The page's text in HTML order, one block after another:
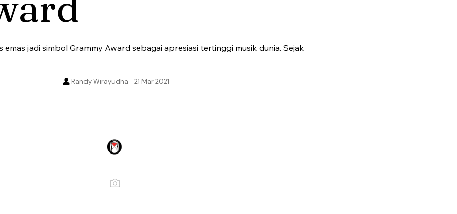
jadi simbol Grammy Award sebagai apresiasi tertinggi musik dunia. Sejak
21 Mar 2021
Randy Wirayudha